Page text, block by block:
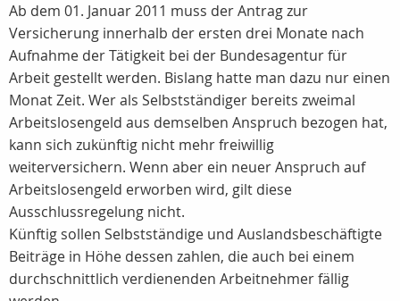
Ab dem 01. Januar 2011 muss der Antrag zur
Versicherung innerhalb der ersten drei Monate nach
Aufnahme der Tätigkeit bei der Bundesagentur für
Arbeit gestellt werden. Bislang hatte man dazu nur einen
Monat Zeit. Wer als Selbstständiger bereits zweimal
Arbeitslosengeld aus demselben Anspruch bezogen hat,
kann sich zukünftig nicht mehr freiwillig
weiterversichern. Wenn aber ein neuer Anspruch auf
Arbeitslosengeld erworben wird, gilt diese
Ausschlussregelung nicht.
Künftig sollen Selbstständige und Auslandsbeschäftigte
Beiträge in Höhe dessen zahlen, die auch bei einem
durchschnittlich verdienenden Arbeitnehmer fällig